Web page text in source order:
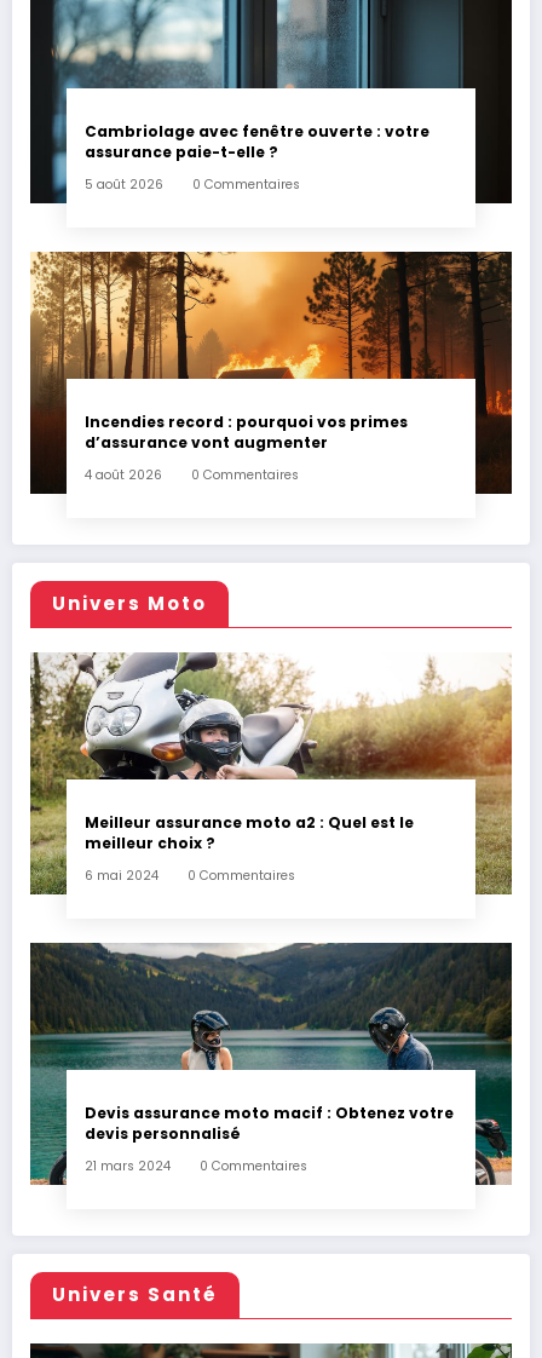
Cambriolage avec fenêtre ouverte : votre
assurance paie-t-elle ?
5 août 2026 0 Commentaires
Incendies record : pourquoi vos primes
d’assurance vont augmenter
4 août 2026 0 Commentaires
Univers Moto
Meilleur assurance moto a2 : Quel est le
meilleur choix ?
6 mai 2024 0 Commentaires
Devis assurance moto macif : Obtenez votre
devis personnalisé
21 mars 2024 0 Commentaires
Univers Santé